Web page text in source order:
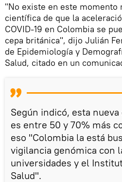
"No existe en este momento
científica de que la
COVID-19 en Colombia se
cepa británica", dijo Julián
de Epidemiología y
Salud, citado en un
Según indicó, esta
es entre 50 y 70% más
eso "Colombia la está
vigilancia genómica con
universidades y el
Salud".